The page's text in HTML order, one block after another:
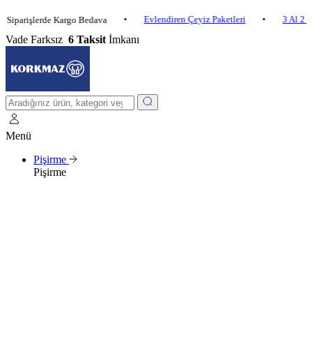
Kargo Bedava • Evlendiren Çeyiz Paketleri • 3 Al 2 Öde
Vade Farksız 6 Taksit İmkanı
Menü
Pişirme
Pişirme